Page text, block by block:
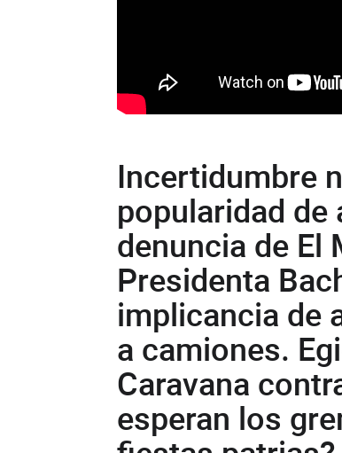
Incertidumbre
popularidad
denuncia de El
Presidenta
implicancia de
a camiones.
Caravana
esperan los